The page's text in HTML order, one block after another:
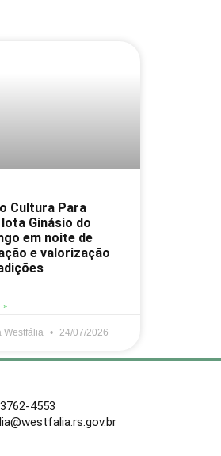
Cultura Para
Ginásio do
em noite de
e valorização
»
Westfália 24/07/2026
4553